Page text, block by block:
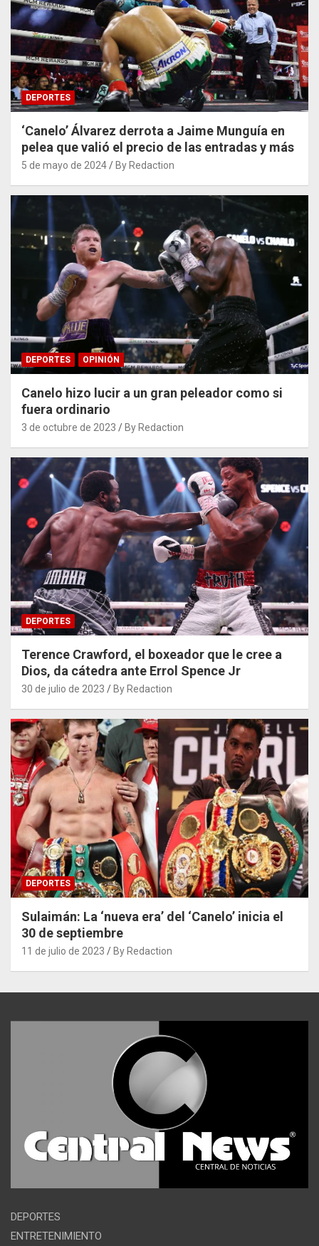
DEPORTES
‘Canelo’ Álvarez derrota a Jaime Munguía en
pelea que valió el precio de las entradas y más
5 de mayo de 2024 By Redaction
DEPORTES OPINIÓN
Canelo hizo lucir a un gran peleador como si
fuera ordinario
3 de octubre de 2023 By Redaction
DEPORTES
Terence Crawford, el boxeador que le cree a
Dios, da cátedra ante Errol Spence Jr
30 de julio de 2023 By Redaction
DEPORTES
Sulaimán: La ‘nueva era’ del ‘Canelo’ inicia el
30 de septiembre
11 de julio de 2023 By Redaction
DEPORTES
ENTRETENIMIENTO